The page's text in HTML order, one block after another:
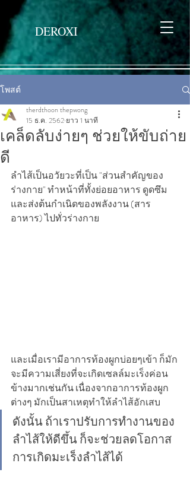
DEROXI
โพสต์
เคล็ดลับง่ายๆ ช่วยให้ขับถ่าย
ดี
therdthoon thepwong
15 ธ.ค. 2562 ยาว 1 นาที
ลำไส้เป็นอวัยวะที่เป็น "ส่วนสำคัญของ
ร่างกาย" ทำหน้าที่ทั้งย่อยอาหาร ดูดซึม
และส่งต้นกำเนิดของพลังงาน (สาร
อาหาร) ไปทั่วร่างกาย
และเมื่อเรามีอาการท้องผูกบ่อยๆเข้า ก็มัก
จะมีความเสี่ยงที่จะเกิดเซลล์มะเร็งค่อน
ข้างมากเช่นกัน เนื่องจากอาการท้องผูก
ต่างๆ มักเป็นสาเหตุทำให้ลำไส้อักเสบ
ดังนั้น ถ้าเราปรับการทำงานของ
ลำไส้ให้ดีขึ้น ก็จะช่วยลดโอกาส
การเกิดมะเร็งลำไส้ได้